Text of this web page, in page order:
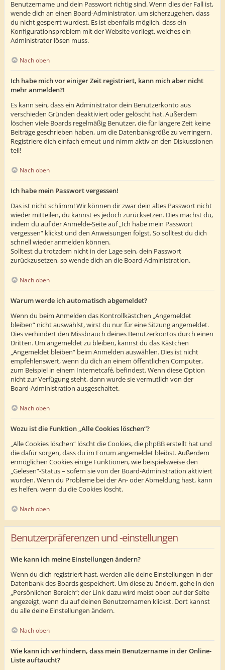
Benutzername und dein Passwort richtig sind. Wenn dies der Fall ist,
wende dich an einen Board-Administrator, um sicherzugehen, dass
du nicht gesperrt wurdest. Es ist ebenfalls möglich, dass ein
Konfigurationsproblem mit der Website vorliegt, welches ein
Administrator lösen muss.
Nach oben
Ich habe mich vor einiger Zeit registriert, kann mich aber nicht
mehr anmelden?!
Es kann sein, dass ein Administrator dein Benutzerkonto aus
verschieden Gründen deaktiviert oder gelöscht hat. Außerdem
löschen viele Boards regelmäßig Benutzer, die für längere Zeit keine
Beiträge geschrieben haben, um die Datenbankgröße zu verringern.
Registriere dich einfach erneut und nimm aktiv an den Diskussionen
teil!
Nach oben
Ich habe mein Passwort vergessen!
Das ist nicht schlimm! Wir können dir zwar dein altes Passwort nicht
wieder mitteilen, du kannst es jedoch zurücksetzen. Dies machst du,
indem du auf der Anmelde-Seite auf „Ich habe mein Passwort
vergessen“ klickst und den Anweisungen folgst. So solltest du dich
schnell wieder anmelden können.
Solltest du trotzdem nicht in der Lage sein, dein Passwort
zurückzusetzen, so wende dich an die Board-Administration.
Nach oben
Warum werde ich automatisch abgemeldet?
Wenn du beim Anmelden das Kontrollkästchen „Angemeldet
bleiben“ nicht auswählst, wirst du nur für eine Sitzung angemeldet.
Dies verhindert den Missbrauch deines Benutzerkontos durch einen
Dritten. Um angemeldet zu bleiben, kannst du das Kästchen
„Angemeldet bleiben“ beim Anmelden auswählen. Dies ist nicht
empfehlenswert, wenn du dich an einem öffentlichen Computer,
zum Beispiel in einem Internetcafé, befindest. Wenn diese Option
nicht zur Verfügung steht, dann wurde sie vermutlich von der
Board-Administration ausgeschaltet.
Nach oben
Wozu ist die Funktion „Alle Cookies löschen“?
„Alle Cookies löschen“ löscht die Cookies, die phpBB erstellt hat und
die dafür sorgen, dass du im Forum angemeldet bleibst. Außerdem
ermöglichen Cookies einige Funktionen, wie beispielsweise den
„Gelesen“-Status – sofern sie von der Board-Administration aktiviert
wurden. Wenn du Probleme bei der An- oder Abmeldung hast, kann
es helfen, wenn du die Cookies löscht.
Nach oben
Benutzerpräferenzen und -einstellungen
Wie kann ich meine Einstellungen ändern?
Wenn du dich registriert hast, werden alle deine Einstellungen in der
Datenbank des Boards gespeichert. Um diese zu ändern, gehe in den
„Persönlichen Bereich“; der Link dazu wird meist oben auf der Seite
angezeigt, wenn du auf deinen Benutzernamen klickst. Dort kannst
du alle deine Einstellungen ändern.
Nach oben
Wie kann ich verhindern, dass mein Benutzername in der Online-
Liste auftaucht?